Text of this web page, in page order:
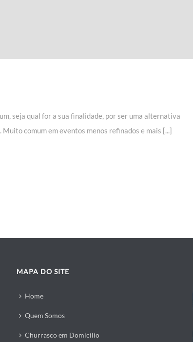
seja qual for a sua finalidade, por ser uma alternativa
comum em eventos menos refinados e mais [...]
MAPA DO SITE
Home
Quem Somos
Churrasco em Domicílio